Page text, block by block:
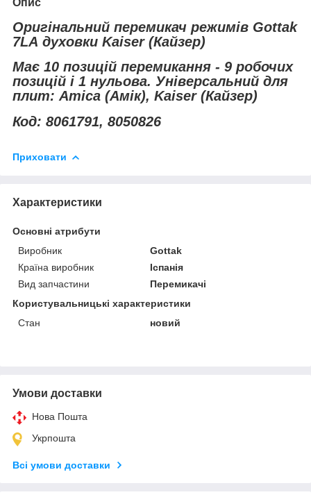
Оригінальний перемикач режимів Gottak
7LA духовки Kaiser (Кайзер)
Має 10 позицій перемикання - 9 робочих
позицій і 1 нульова. Універсальний для
плит:Amica (Амік), Kaiser (Кайзер)
Код: 8061791, 8050826
Приховати
Характеристики
Основні атрибути
Виробник
Gottak
Країна виробник
Іспанія
Вид запчастини
Перемикачі
Користувальницькі характеристики
Стан
новий
Умови доставки
Нова Пошта
Укрпошта
Всі умови доставки